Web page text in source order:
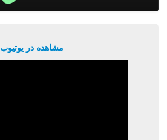
مشاهده در یوتیوب